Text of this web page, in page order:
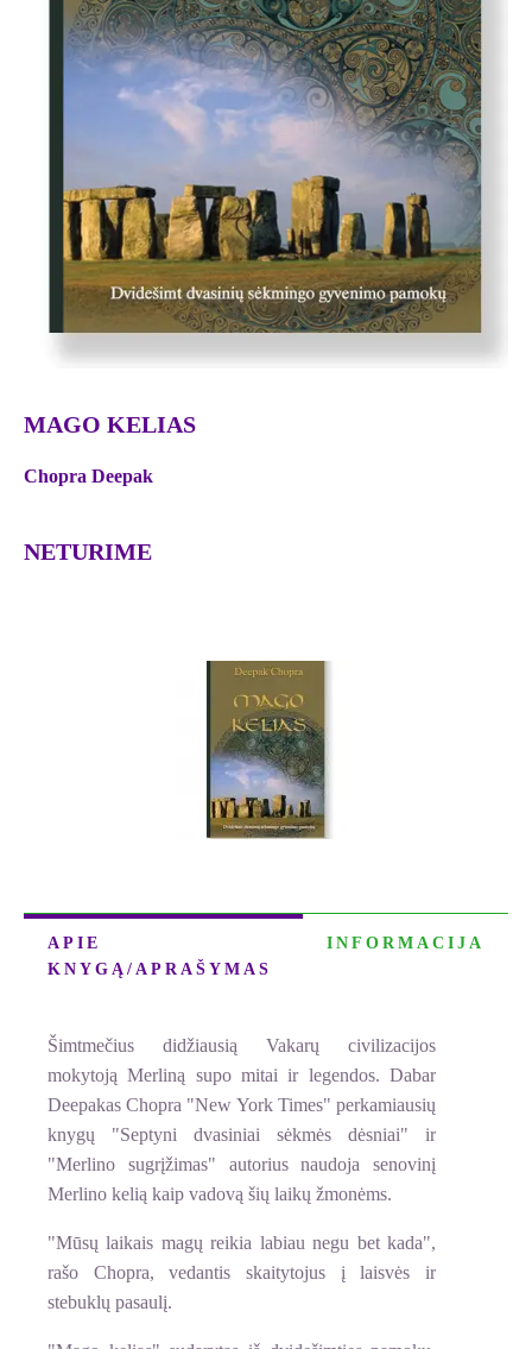
MAGO KELIAS
Chopra Deepak
NETURIME
APIE
KNYGĄ/APRAŠYMAS
INFORMACIJA
Šimtmečius didžiausią Vakarų civilizacijos
mokytoją Merliną supo mitai ir legendos. Dabar
Deepakas Chopra "New York Times" perkamiausių
knygų "Septyni dvasiniai sėkmės dėsniai" ir
"Merlino sugrįžimas" autorius naudoja senovinį
Merlino kelią kaip vadovą šių laikų žmonėms.
"Mūsų laikais magų reikia labiau negu bet kada",
rašo Chopra, vedantis skaitytojus į laisvės ir
stebuklų pasaulį.